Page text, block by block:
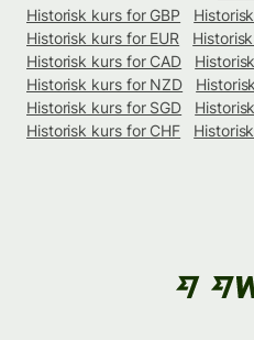
Historisk kurs for GBP
Historisk kurs for EUR
Historisk kurs for CAD
Historisk kurs for NZD
Historisk kurs for SGD
Historisk kurs for CHF